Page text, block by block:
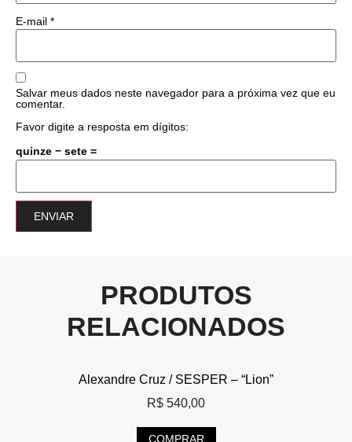
E-mail *
Salvar meus dados neste navegador para a próxima vez que eu
comentar.
Favor digite a resposta em dígitos:
quinze − sete =
PRODUTOS
RELACIONADOS
Alexandre Cruz / SESPER – “Lion”
R$ 540,00
COMPRAR